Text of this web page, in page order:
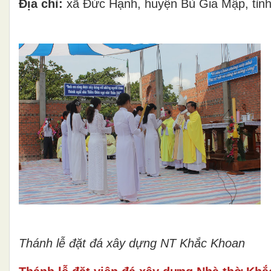
Địa chỉ: xã Đức Hạnh, huyện Bù Gia Mập,
Thánh lễ đặt đá xây dựng NT Khắc Khoan